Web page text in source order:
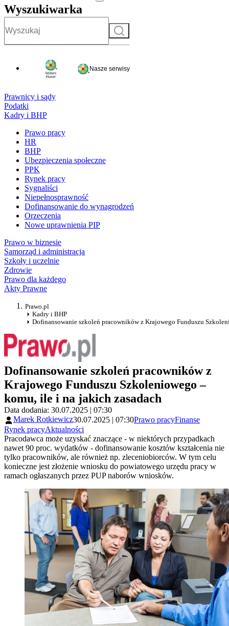
Wyszukiwarka
Szukaj
Nasze serwisy
Prawnicy i sądy
Podatki
Kadry i BHP
Prawo pracy
HR
BHP
Ubezpieczenia społeczne
PPK
Rynek pracy
Sygnaliści
Niepełnosprawność
Dofinansowanie do wynagrodzeń
Orzeczenia
Nowe uprawnienia PIP
Prawo w biznesie
Samorząd i administracja
Szkoły i uczelnie
Zdrowie
Prawo dla każdego
Akty Prawne
Prawo.pl
Kadry i BHP
Dofinansowanie szkoleń pracowników z Krajowego Funduszu
Dofinansowanie szkoleń pracowników z
Krajowego Funduszu Szkoleniowego –
komu, ile i na jakich zasadach
Data dodania: 30.07.2025 | 07:30
Marek Rotkiewicz30.07.2025 | 07:30Prawo pracyFinanse
Rynek pracyAktualności
Pracodawca może uzyskać znaczące - w niektórych przypadkach
nawet 90 proc. wydatków - dofinansowanie kosztów kształcenia nie
tylko pracowników, ale również np. zleceniobiorców. W tym celu
konieczne jest złożenie wniosku do powiatowego urzędu pracy w
ramach ogłaszanych przez PUP naborów wniosków.